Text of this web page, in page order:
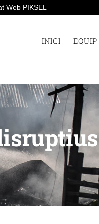
INICI EQUIP
Web PIKSEL